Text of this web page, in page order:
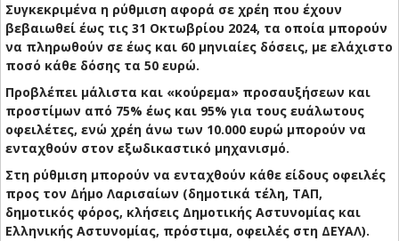
Συγκεκριμένα η ρύθμιση αφορά σε χρέη που έχουν
βεβαιωθεί έως τις 31 Οκτωβρίου 2024, τα οποία μπορούν
να πληρωθούν σε έως και 60 μηνιαίες δόσεις, με ελάχιστο
ποσό κάθε δόσης τα 50 ευρώ.
Προβλέπει μάλιστα και «κούρεμα» προσαυξήσεων και
προστίμων από 75% έως και 95% για τους ευάλωτους
οφειλέτες, ενώ χρέη άνω των 10.000 ευρώ μπορούν να
ενταχθούν στον εξωδικαστικό μηχανισμό.
Στη ρύθμιση μπορούν να ενταχθούν κάθε είδους οφειλές
προς τον Δήμο Λαρισαίων (δημοτικά τέλη, ΤΑΠ,
δημοτικός φόρος, κλήσεις Δημοτικής Αστυνομίας και
Ελληνικής Αστυνομίας, πρόστιμα, οφειλές στη ΔΕΥΑΛ).